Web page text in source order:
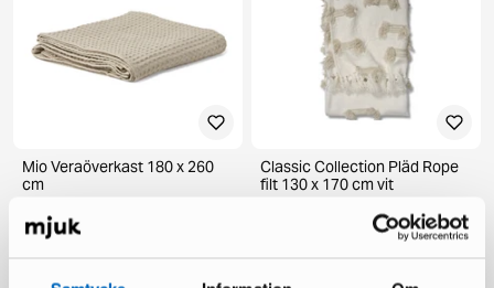
Mio Veraöverkast 180 x 260
cm
35 €
Classic Collection Pläd Rope
filt 130 x 170 cm vit